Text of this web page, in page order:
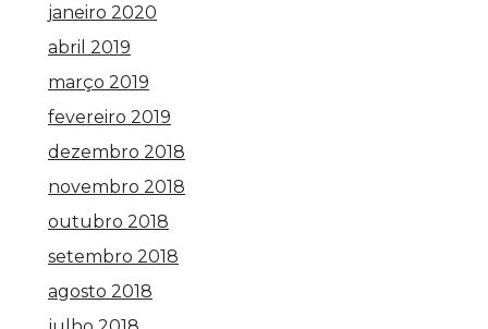
janeiro 2020
abril 2019
março 2019
fevereiro 2019
dezembro 2018
novembro 2018
outubro 2018
setembro 2018
agosto 2018